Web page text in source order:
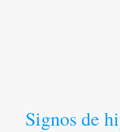
Signos de